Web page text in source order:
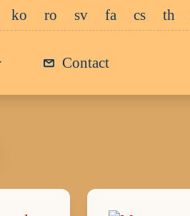
ko ro sv fa cs th
Contact